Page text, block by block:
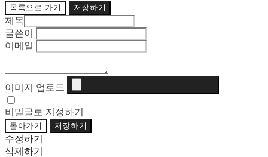
목록으로 가기 저장하기
제목
글쓴이
이메일
이미지 업로드
비밀글로 지정하기
돌아가기 저장하기
수정하기
삭제하기